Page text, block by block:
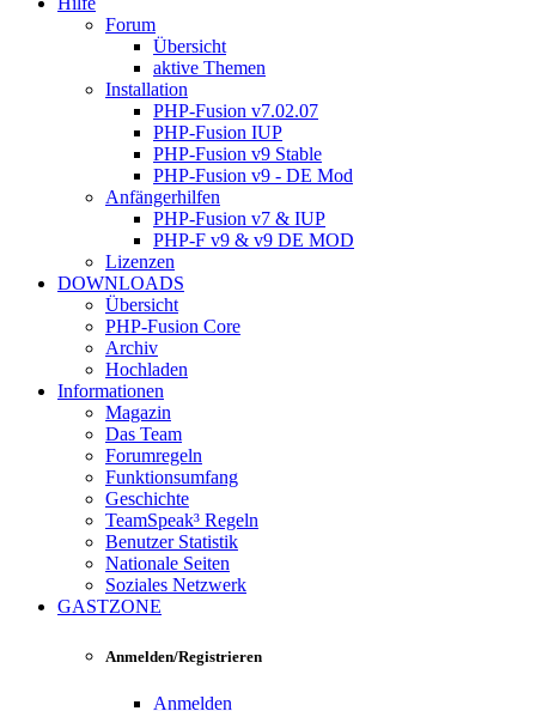
Forum
Übersicht
aktive Themen
Installation
PHP-Fusion v7.02.07
PHP-Fusion IUP
PHP-Fusion v9 Stable
PHP-Fusion v9 - DE Mod
Anfängerhilfen
PHP-Fusion v7 & IUP
PHP-F v9 & v9 DE MOD
Lizenzen
DOWNLOADS
Übersicht
PHP-Fusion Core
Archiv
Hochladen
Informationen
Magazin
Das Team
Forumregeln
Funktionsumfang
Geschichte
TeamSpeak³ Regeln
Benutzer Statistik
Nationale Seiten
Soziales Netzwerk
GASTZONE
Anmelden/Registrieren
Anmelden